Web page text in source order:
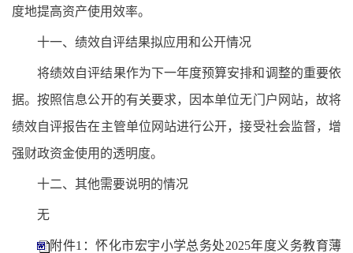
度地提高资产使用效率。
十一、绩效自评结果拟应用和公开情况
将绩效自评结果作为下一年度预算安排和调整的重要依
据。按照信息公开的有关要求，因本单位无门户网站，故将
绩效自评报告在主管单位网站进行公开，接受社会监督，增
强财政资金使用的透明度。
十二、其他需要说明的情况
无
附件1：怀化市宏宇小学总务处2025年度义务教育薄